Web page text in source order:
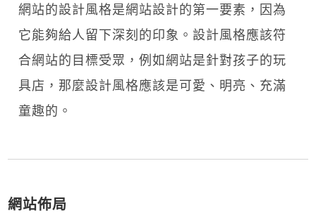
網站的設計風格是網站設計的第一要素，因為
它能夠給人留下深刻的印象。設計風格應該符
合網站的目標受眾，例如網站是針對孩子的玩
具店，那麼設計風格應該是可愛、明亮、充滿
童趣的。
網站佈局